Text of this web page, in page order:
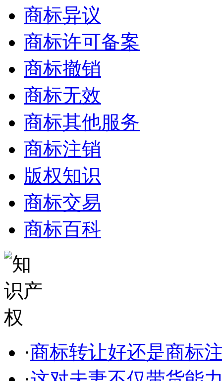
商标异议
商标许可备案
商标撤销
商标无效
商标其他服务
商标注销
版权知识
商标交易
商标百科
·商标转让好还是商标